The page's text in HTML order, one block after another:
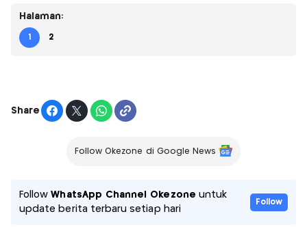
Halaman:
1 2
Share
Follow Okezone di Google News
FollowWhatsApp Channel Okezone untuk
update berita terbaru setiap hari
Follow